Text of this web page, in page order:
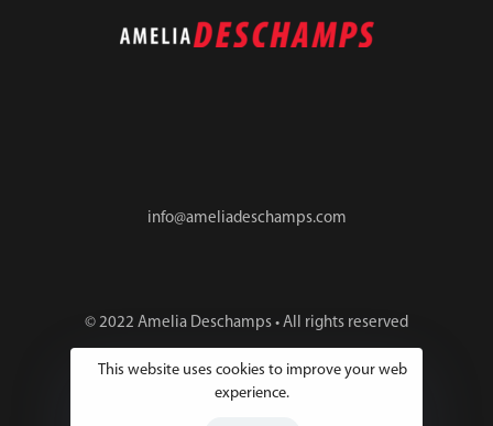
info@ameliadeschamps.com
© 2022 Amelia Deschamps • All rights reserved
This website uses cookies to improve your web
experience.